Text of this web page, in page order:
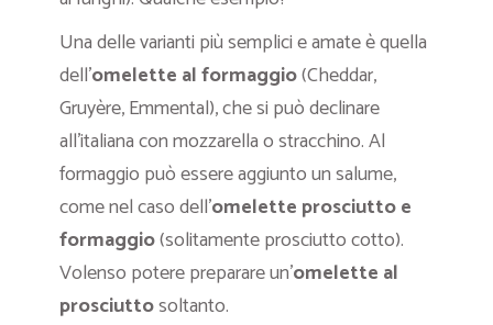
Una delle varianti più semplici e amate è quella
dell’omelette al formaggio(Cheddar,
Gruyère, Emmental), che si può declinare
all’italiana con mozzarella o stracchino. Al
formaggio può essere aggiunto un salume,
come nel caso dell’omelette prosciutto e
formaggio(solitamente prosciutto cotto).
Volenso potere preparare un’omelette al
prosciuttosoltanto.